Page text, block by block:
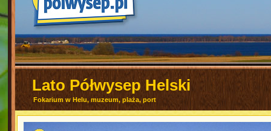
Lato Półwysep Helski
Fokarium w Helu, muzeum, plaża, port